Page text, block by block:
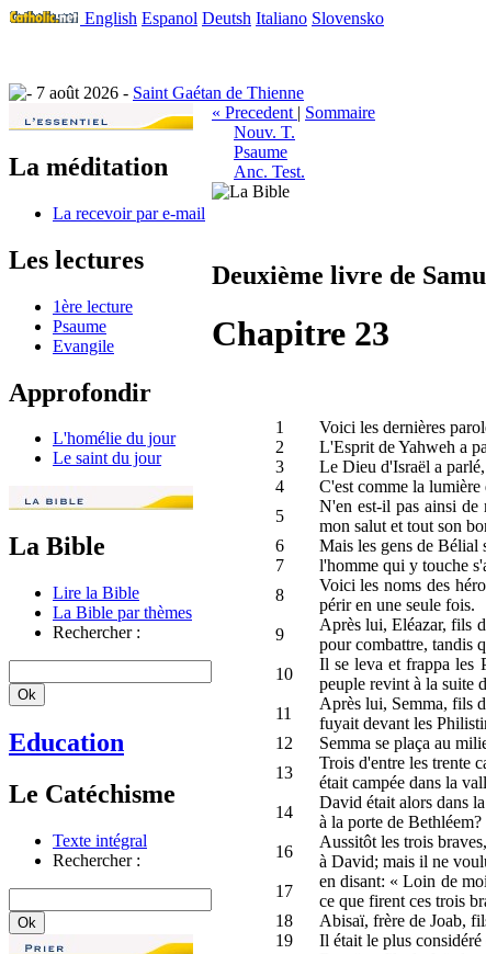
English Espanol Deutsh Italiano Slovensko
7 août 2026 - Saint Gaétan de Thienne
La méditation
La recevoir par e-mail
Les lectures
1ère lecture
Psaume
Evangile
Approfondir
L'homélie du jour
Le saint du jour
La Bible
Lire la Bible
La Bible par thèmes
Rechercher :
Education
Le Catéchisme
Texte intégral
Rechercher :
« Precedent | Sommaire
Nouv. T.
Psaume
Anc. Test.
Deuxième livre de
Chapitre 23
1
Voici les dernières
2
L'Esprit de Yahweh a
3
Le Dieu d'Israël a
4
C'est comme la lumière
5
N'en est-il pas ainsi
mon salut et tout son
6
Mais les gens de Bélial
7
l'homme qui y touche
8
Voici les noms des
périr en une seule fois.
9
Après lui, Eléazar, fils
pour combattre, tandis
10
Il se leva et frappa les
peuple revint à la suite
11
Après lui, Semma, fils
fuyait devant les
12
Semma se plaça au
13
Trois d'entre les trente
était campée dans la
14
David était alors dans
à la porte de Bethléem?
16
Aussitôt les trois
à David; mais il ne
17
en disant: « Loin de
ce que firent ces trois
18
Abisaï, frère de Joab,
19
Il était le plus